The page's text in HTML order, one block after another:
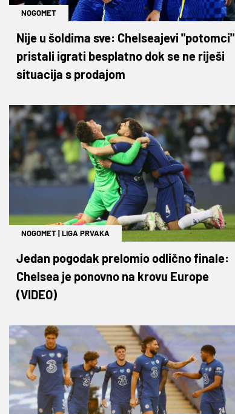
NOGOMET
Nije u šoldima sve: Chelseajevi "potomci"
pristali igrati besplatno dok se ne riješi
situacija s prodajom
NOGOMET|LIGA PRVAKA
Jedan pogodak prelomio odlično finale:
Chelsea je ponovno na krovu Europe
(VIDEO)